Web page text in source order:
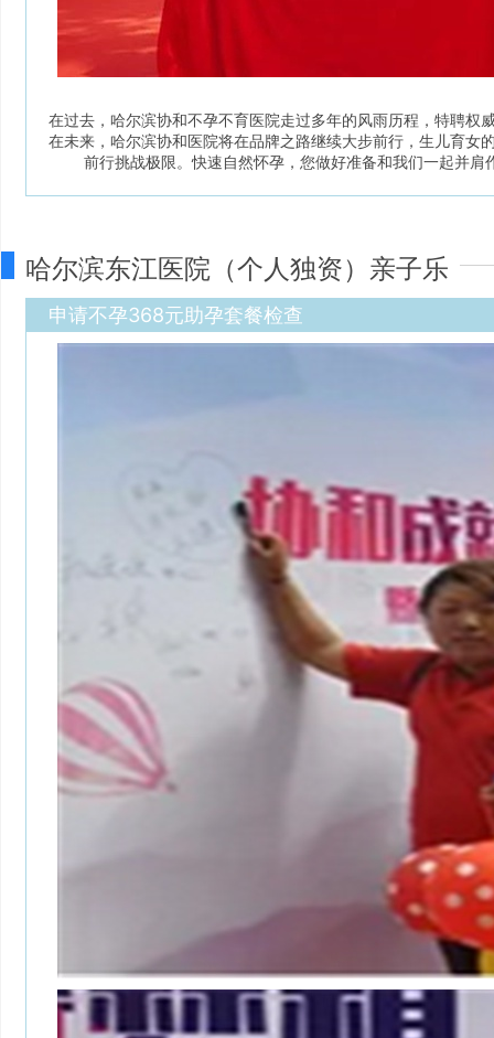
在过去，哈尔滨协和不孕不育医院走过多年的风雨历程，特聘
在未来，哈尔滨协和医院将在品牌之路继续大步前行，生儿育
前行挑战极限。快速自然怀孕，您做好准备和我们一起并
哈尔滨东江医院（个人独资）亲子乐
申请不孕368元助孕套餐检查